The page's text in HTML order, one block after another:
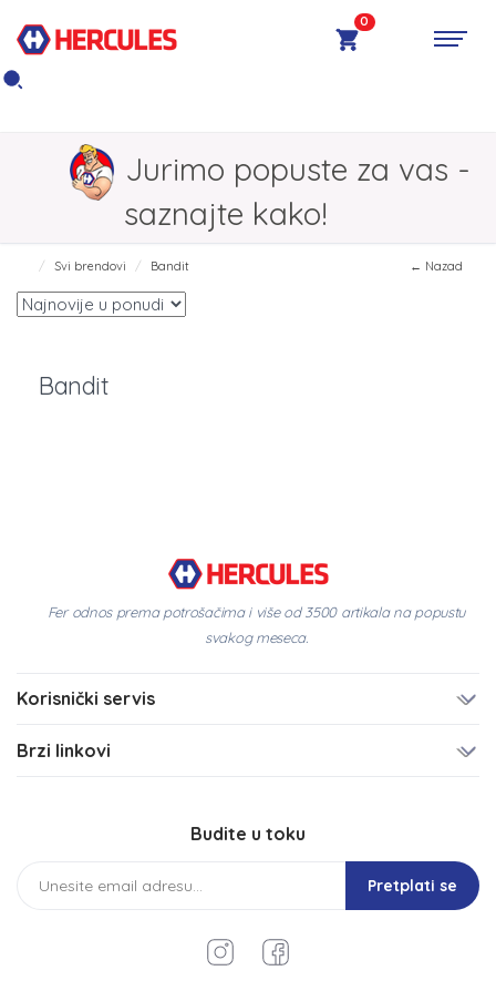
0
Jurimo popuste za vas -
saznajte kako!
Svi brendovi Bandit ← Nazad
Bandit
Fer odnos prema potrošačima i više od 3500 artikala na popustu
svakog meseca.
Korisnički servis
Brzi linkovi
Budite u toku
Pretplati se